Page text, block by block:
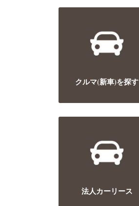
クルマ(新車)を探す
法人カーリース